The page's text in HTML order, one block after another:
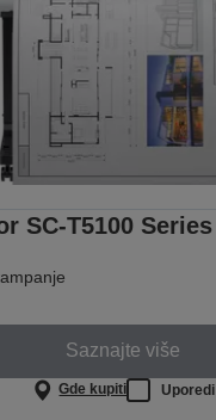
SC-T5100 Series
Saznajte više
Gde kupiti Uporedi